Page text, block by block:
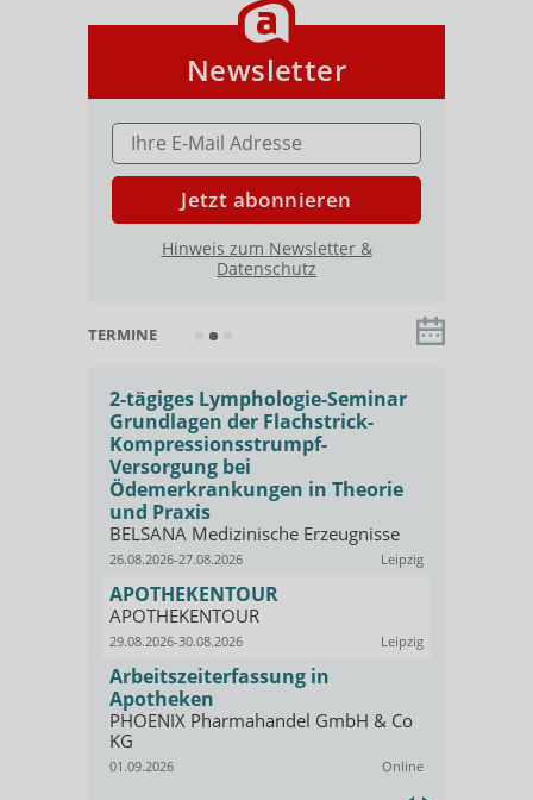
Newsletter
E-MAIL ADRESSE
Jetzt abonnieren
Hinweis zum Newsletter &
Datenschutz
TERMINE
2-tägiges Lymphologie-Seminar
Grundlagen der Flachstrick-
Kompressionsstrumpf-
Versorgung bei
Ödemerkrankungen in Theorie
und Praxis
BELSANA Medizinische Erzeugnisse
26.08.2026-27.08.2026 Leipzig
APOTHEKENTOUR
APOTHEKENTOUR
29.08.2026-30.08.2026 Leipzig
Arbeitszeiterfassung in
Apotheken
PHOENIX Pharmahandel GmbH & Co
KG
01.09.2026 Online